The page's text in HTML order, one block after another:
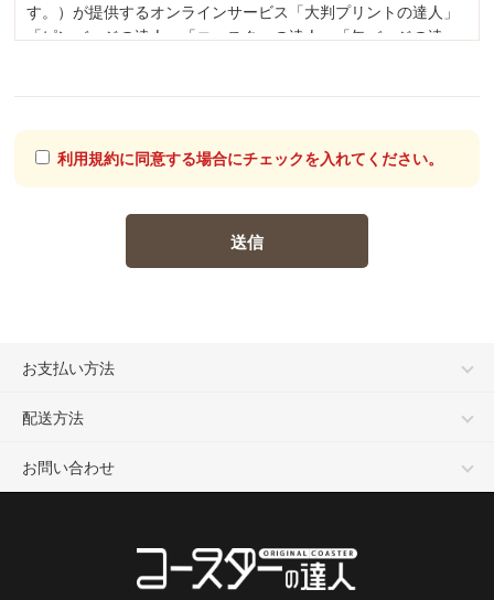
利用規約に同意する場合にチェックを入れてください。
お支払い方法
配送方法
お問い合わせ